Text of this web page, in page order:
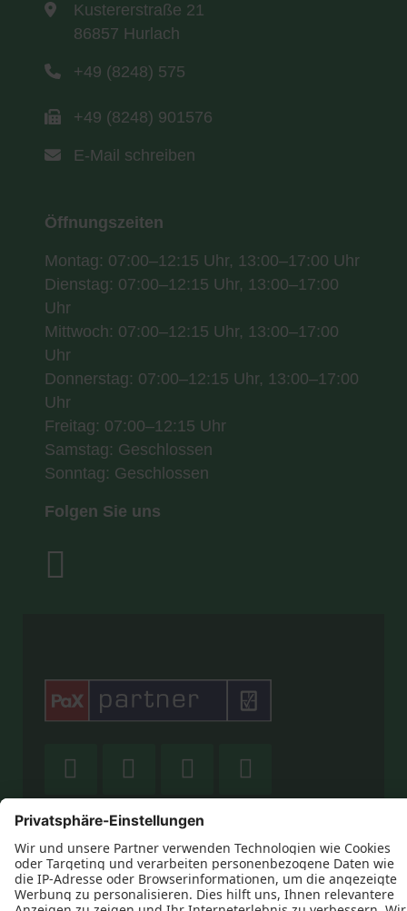
Kustererstraße 21
86857 Hurlach
+49 (8248) 575
+49 (8248) 901576
E-Mail schreiben
Öffnungszeiten
Montag: 07:00–12:15 Uhr, 13:00–17:00 Uhr
Dienstag: 07:00–12:15 Uhr, 13:00–17:00
Uhr
Mittwoch: 07:00–12:15 Uhr, 13:00–17:00
Uhr
Donnerstag: 07:00–12:15 Uhr, 13:00–17:00
Uhr
Freitag: 07:00–12:15 Uhr
Samstag: Geschlossen
Sonntag: Geschlossen
Folgen Sie uns
   
  
 